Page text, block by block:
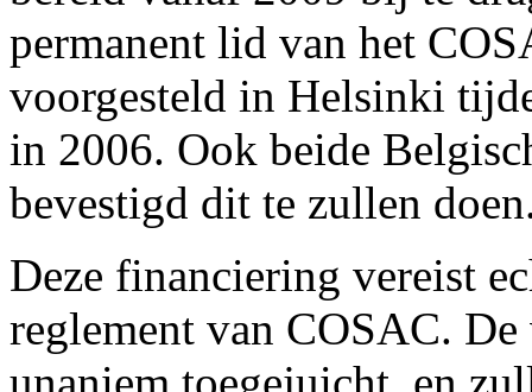
permanent lid van het
voorgesteld in Helsinki
in 2006. Ook beide
bevestigd dit te zullen
Deze financiering vereist
reglement van COSAC.
unaniem toegejuicht, en